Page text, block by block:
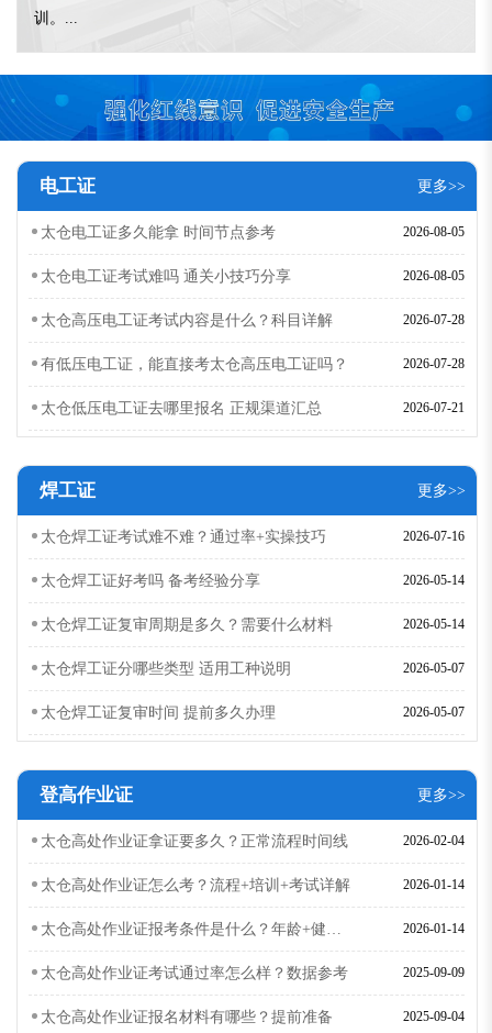
训。...
电工证 更多>>
太仓电工证多久能拿 时间节点参考 2026-08-05
太仓电工证考试难吗 通关小技巧分享 2026-08-05
太仓高压电工证考试内容是什么？科目详解 2026-07-28
有低压电工证，能直接考太仓高压电工证吗？ 2026-07-28
太仓低压电工证去哪里报名 正规渠道汇总 2026-07-21
焊工证 更多>>
太仓焊工证考试难不难？通过率+实操技巧 2026-07-16
太仓焊工证好考吗 备考经验分享 2026-05-14
太仓焊工证复审周期是多久？需要什么材料 2026-05-14
太仓焊工证分哪些类型 适用工种说明 2026-05-07
太仓焊工证复审时间 提前多久办理 2026-05-07
登高作业证 更多>>
太仓高处作业证拿证要多久？正常流程时间线 2026-02-04
太仓高处作业证怎么考？流程+培训+考试详解 2026-01-14
太仓高处作业证报考条件是什么？年龄+健康要求 2026-01-14
太仓高处作业证考试通过率怎么样？数据参考 2025-09-09
太仓高处作业证报名材料有哪些？提前准备 2025-09-04